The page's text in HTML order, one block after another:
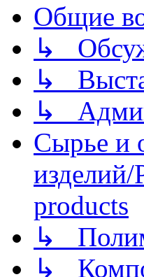
Общие
↳
↳
↳
Сырье и
products
↳
↳